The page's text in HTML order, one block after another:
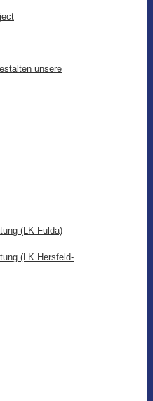
unsere
(LK Fulda)
(LK Hersfeld-